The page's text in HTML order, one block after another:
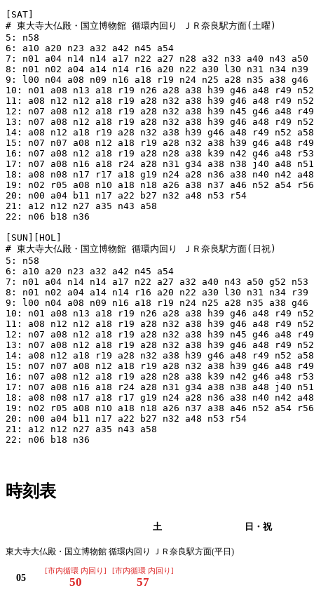
[SAT]
# 東大寺大仏殿・国立博物館 循環内回り ＪＲ奈良駅方面(土曜)
5: n58
6: a10 a20 n23 a32 a42 n45 a54
7: n01 a04 n14 n14 a17 n22 a27 n28 a32 n33 a40 n43 a50
8: n01 n02 a04 a14 n14 r16 a20 n22 a30 l30 n31 n34 n39
9: l00 n04 a08 n09 n16 a18 r19 n24 n25 a28 n35 a38 g46
10: n01 a08 n13 a18 r19 n26 a28 a38 h39 g46 a48 r49
11: a08 n12 n12 a18 r19 a28 n32 a38 h39 g46 a48 r49
12: n07 a08 n12 a18 r19 a28 n32 a38 h39 n45 g46 a48
13: n07 a08 n12 a18 r19 a28 n32 a38 h39 g46 a48 r49
14: a08 n12 a18 r19 a28 n32 a38 h39 g46 a48 r49 n52 a58
15: n07 n07 a08 n12 a18 r19 a28 n32 a38 h39 g46 a48
16: n07 a08 n12 a18 r19 a28 n28 a38 k39 n42 g46 a48
17: n07 a08 n16 a18 r24 a28 n31 g34 a38 n38 j40 a48
18: a08 n08 n17 r17 a18 g19 n24 a28 n36 a38 n40 n42
19: n02 r05 a08 n10 a18 n18 a26 a38 n37 a46 n52 a54 r56
20: n00 a04 b11 n17 a22 b27 n32 a48 n53 r54
21: a12 n12 n27 a35 n43 a58
22: n06 b18 n36
[SUN][HOL]
# 東大寺大仏殿・国立博物館 循環内回り ＪＲ奈良駅方面(日祝)
5: n58
6: a10 a20 n23 a32 a42 n45 a54
7: n01 a04 n14 n14 a17 n22 a27 a32 a40 n43 a50 g52 n53
8: n01 n02 a04 a14 n14 r16 a20 n22 a30 l30 n31 n34 r39
9: l00 n04 a08 n09 n16 a18 r19 n24 n25 a28 n35 a38 g46
10: n01 a08 n13 a18 r19 n26 a28 a38 h39 g46 a48 r49
11: a08 n12 n12 a18 r19 a28 n32 a38 h39 g46 a48 r49
12: n07 a08 n12 a18 r19 a28 n32 a38 h39 n45 g46 a48
13: n07 a08 n12 a18 r19 a28 n32 a38 h39 g46 a48 r49
14: a08 n12 a18 r19 a28 n32 a38 h39 g46 a48 r49 n52 a58
15: n07 n07 a08 n12 a18 r19 a28 n32 a38 h39 g46 a48
16: n07 a08 n12 a18 r19 a28 n28 a38 k39 n42 g46 a48
17: n07 a08 n16 a18 r24 a28 n31 g34 a38 n38 a48 j40
18: a08 n08 n17 a18 r17 g19 n24 a28 n36 a38 n40 n42
19: n02 r05 a08 n10 a18 n18 a26 n37 a38 a46 n52 a54 r56
20: n00 a04 b11 n17 a22 b27 n32 a48 n53 r54
21: a12 n12 n27 a35 n43 a58
22: n06 b18 n36
時刻表
土 日・祝
東大寺大仏殿・国立博物館 循環内回り ＪＲ奈良駅方面(平日)
05
[市内循環 内回り]
50
[市内循環 内回り]
57